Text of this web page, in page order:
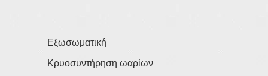
Εξωσωματική
Κρυοσυντήρηση ωαρίων